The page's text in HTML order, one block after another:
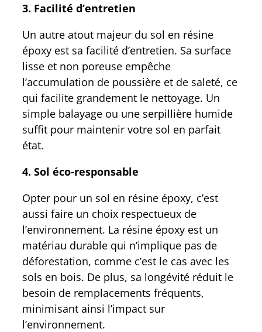
3. Facilité d’entretien
Un autre atout majeur du sol en résine
époxy est sa facilité d’entretien. Sa surface
lisse et non poreuse empêche
l’accumulation de poussière et de saleté, ce
qui facilite grandement le nettoyage. Un
simple balayage ou une serpillière humide
suffit pour maintenir votre sol en parfait
état.
4. Sol éco-responsable
Opter pour un sol en résine époxy, c’est
aussi faire un choix respectueux de
l’environnement. La résine époxy est un
matériau durable qui n’implique pas de
déforestation, comme c’est le cas avec les
sols en bois. De plus, sa longévité réduit le
besoin de remplacements fréquents,
minimisant ainsi l’impact sur
l’environnement.